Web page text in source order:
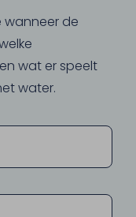
wanneer de
wat er speelt
water.